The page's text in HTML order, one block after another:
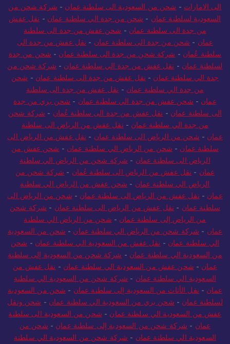
الى الامارات - شحن من السعودية الى سلطنة عمان - شركة شحن من
السعودية لسلطنة عمان - شحن من جدة الي سلطنة عمان - نقل عفش
من جدة الى سلطنة عمان - شحن عفش من جدة الى سلطنة
عمان - شحن من جدة الى سلطنة عمان - نقل عفش من جدة الى
سلطنة عُمان - شركة شحن من جدة الى سلطنة عمان - شحن من جدة
لسلطنة عمان - نقل عفش من جدة الي سلطنة عمان - شركة شحن من
جدة الي سلطنة عمان - نقل عفش من جدة الى سلطنة عمان - شحن
من جدة الي سلطنة عمان - نقل عفش من جدة الى سلطنة
عمان - شحن عفش من جدة الي سلطنة عمان - شحن بري من جدة
الى سلطنة عمان - نقل عفش من جدة الى سلطنة عُمان - شركة شحن
من جدة الي سلطنة عمان - نقل عفش من الرياض الى سلطنة
عمان - شحن من الرياض الى سلطنة عمان - نقل عفش من الرياض الى
سلطنة عمان - شحن من الرياض الي سلطنة عمان - شحن عفش من
الرياض الى سلطنة عمان - شركة شحن من الرياض الي سلطنة
عمان - نقل عفش من الرياض الى سلطنة عُمان - شركة شحن من
الرياض الي سلطنة عمان - شحن عفش من الرياض الي سلطنة
عمان - نقل عفش من الرياض الى سلطنة عمان - شحن من الرياض الى
سلطنة عمان - نقل عفش من الرياض الى سلطنة عمان - شركة شحن
من الرياض إلى سلطنة عمان - شحن من الرياض الي سلطنة
عمان - شركة شحن من الرياض الي سلطنة عمان - شحن من السعودية
الي سلطنة عمان - نقل عفش من السعودية الي سلطنة عمان - شحن
من السعودية الي سلطنة عمان - شركة شحن من السعودية إلى سلطنة
عمان - شحن عفش من السعودية الي سلطنة عمان - نقل عفش من
السعودية الي سلطنة عمان - شركة شحن من السعودية الي سلطنة
عمان - نقل الأثاث من السعودية إلى سلطنة عمان - شحن من السعودية
لسلطنة عمان - شحن بري من السعودية الي سلطنة عمان - شحن ونقل
عفش من السعودية الي سلطنة عمان - شحن من السعودية الى سلطنة
عمان - شركة شحن من السعودية إلى سلطنة عمان - شحن من
السعودية الي سلطنة عمان - شركة شحن من السعودية الي سلطنة